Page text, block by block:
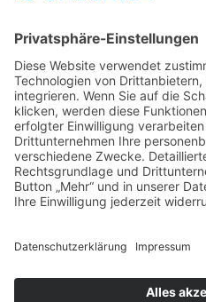
Kontakt
Cookie Einstellungen
Blog
Fotografie
Fotografie:www.vanwalsem.de